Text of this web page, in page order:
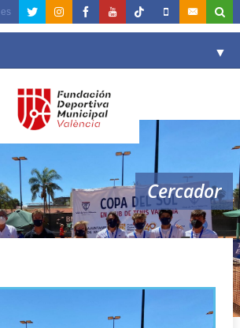
es
▼
▼
▼
Cercador
Tennis